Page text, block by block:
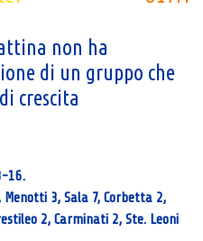
non ha
di un gruppo che
crescita
16.
Menotti 3, Sala 7, Corbetta 2,
2, Carminati 2, Ste. Leoni